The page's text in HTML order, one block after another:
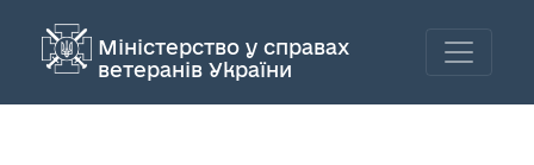
Міністерство у справах
ветеранів України